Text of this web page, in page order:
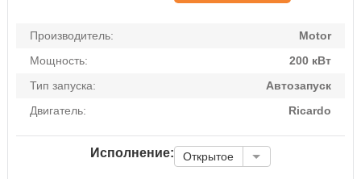
Производитель:
Motor
Мощность:
200 кВт
Тип запуска:
Автозапуск
Двигатель:
Ricardo
Исполнение: Открытое